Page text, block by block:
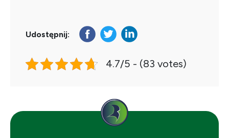
Udostępnij:
4.7/5 - (83 votes)